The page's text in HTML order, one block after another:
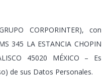
CORPORINTER), con
345 LA ESTANCIA CHOPIN
45020 MÉXICO – Es
de sus Datos Personales.